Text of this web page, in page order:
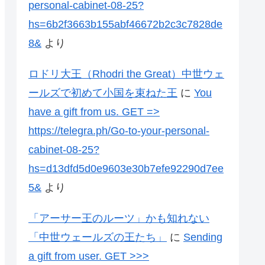
personal-cabinet-08-25?
hs=6b2f3663b155abf46672b2c3c7828de
8& より
ロドリ大王（Rhodri the Great）中世ウェ
ールズで初めて小国を束ねた王 に You
have a gift from us. GЕТ =>
https://telegra.ph/Go-to-your-personal-
cabinet-08-25?
hs=d13dfd5d0e9603e30b7efe92290d7ee
5& より
「アーサー王のルーツ」かも知れない
「中世ウェールズの王たち」
に Sending
a gift from user. GЕТ >>>